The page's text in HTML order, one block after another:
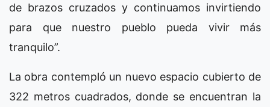
de brazos cruzados y continuamos invirtiendo
para que nuestro pueblo pueda vivir más
tranquilo”.
La obra contempló un nuevo espacio cubierto de
322 metros cuadrados, donde se encuentran la